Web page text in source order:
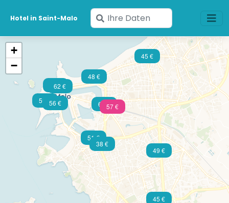
Hotel in Saint-Malo
Geben
Sie
Daten
ein
57 €
38 €
45 €
45 €
48 €
49 €
50 €
51 €
56 €
59 €
61 €
62 €
+
−